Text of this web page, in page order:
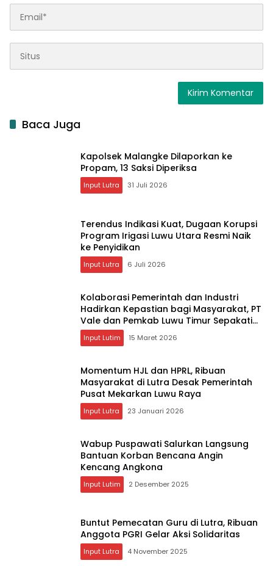
Baca Juga
Kapolsek Malangke Dilaporkan ke
Propam, 13 Saksi Diperiksa
Input Lutra 31 Juli 2026
Terendus Indikasi Kuat, Dugaan Korupsi
Program Irigasi Luwu Utara Resmi Naik
ke Penyidikan
Input Lutra 6 Juli 2026
Kolaborasi Pemerintah dan Industri
Hadirkan Kepastian bagi Masyarakat, PT
Vale dan Pemkab Luwu Timur Sepakati
Penyelesaian Lahan Old Camp
Input Lutim 15 Maret 2026
Momentum HJL dan HPRL, Ribuan
Masyarakat di Lutra Desak Pemerintah
Pusat Mekarkan Luwu Raya
Input Lutra 23 Januari 2026
Wabup Puspawati Salurkan Langsung
Bantuan Korban Bencana Angin
Kencang Angkona ‎
Input Lutim 2 Desember 2025
Buntut Pemecatan Guru di Lutra, Ribuan
Anggota PGRI Gelar Aksi Solidaritas
Input Lutra 4 November 2025